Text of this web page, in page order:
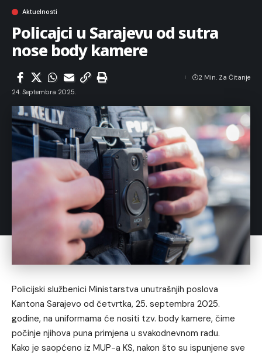
Aktuelnosti
Policajci u Sarajevu od sutra
nose body kamere
24. Septembra 2025.
2 Min. Za Čitanje
Policijski službenici Ministarstva unutrašnjih poslova
Kantona Sarajevo od četvrtka, 25. septembra 2025.
godine, na uniformama će nositi tzv. body kamere, čime
počinje njihova puna primjena u svakodnevnom radu.
Kako je saopćeno iz MUP-a KS, nakon što su ispunjene sve